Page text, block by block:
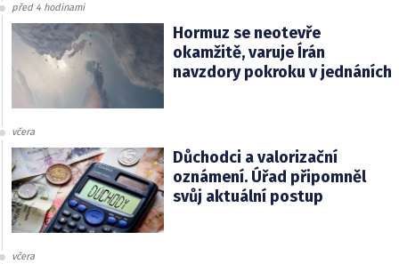
před 4 hodinami
Hormuz se neotevře
okamžitě, varuje Írán
navzdory pokroku v jednáních
včera
Důchodci a valorizační
oznámení. Úřad připomněl
svůj aktuální postup
včera